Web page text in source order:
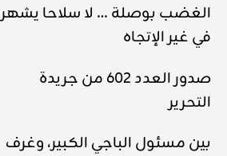
الغضب بوصلة … لا سلاحا يشهر
في غير الإتجاه
صدور العدد 602 من جريدة
التحرير
بين مسئول الباجي الكبير، وغرف